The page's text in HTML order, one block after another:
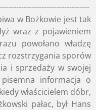
w Bożkowie jest tak
wraz z pojawieniem
powołano władzę
rozstrzygania sporów
i sprzedaży w swojej
informacja o
właścicielem dóbr,
pałac, był Hans